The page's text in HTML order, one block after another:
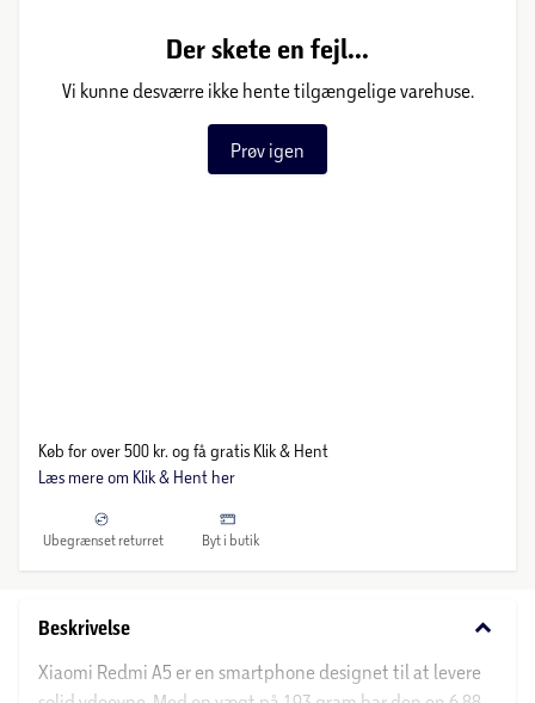
Der skete en fejl...
Vi kunne desværre ikke hente tilgængelige varehuse.
Prøv igen
Køb for over 500 kr. og få gratis Klik & Hent
Læs mere om Klik & Hent her
Ubegrænset returret Byt i butik
Beskrivelse keyboard_arrow_down
Xiaomi Redmi A5 er en smartphone designet til at levere